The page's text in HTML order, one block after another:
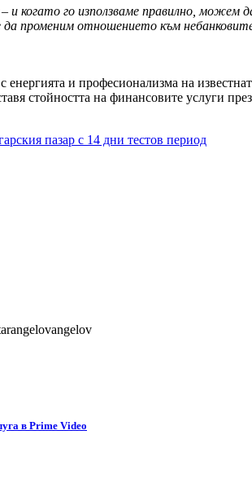
и когато го използваме правилно, можем
променим отношението към
с енергията и професионализма на
стойността на финансовите услуги
пазар с 14 дни тестов период
в Prime Video